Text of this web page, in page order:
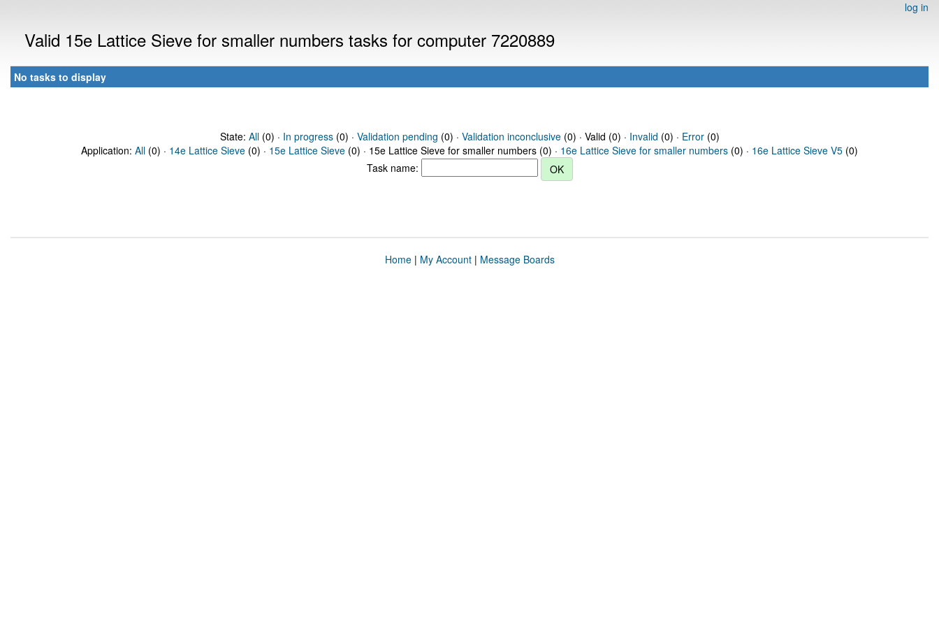
log in
Valid 15e Lattice Sieve for smaller numbers tasks for computer 7220889
No tasks to display
State: All(0) · In progress(0) · Validation pending (0) · Validation inconclusive(0) · Valid (0) · Invalid (0) · Error(0)
Application: All (0) · 14e Lattice Sieve (0) · 15e Lattice Sieve (0) · 15e Lattice Sieve for smaller numbers (0) · 16e Lattice Sieve for smaller numbers (0) · 16e Lattice Sieve V5 (0)
Task name:
Home| My Account| Message Boards